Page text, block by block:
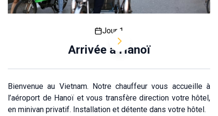
Jour 1
Arrivée à Hanoï
Bienvenue au Vietnam. Notre chauffeur vous accueille à
l’aéroport de Hanoï et vous transfère direction votre hôtel,
en minivan privatif. Installation et détente dans votre hôtel.